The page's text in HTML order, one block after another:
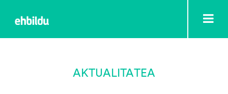
AKTUALITATEA